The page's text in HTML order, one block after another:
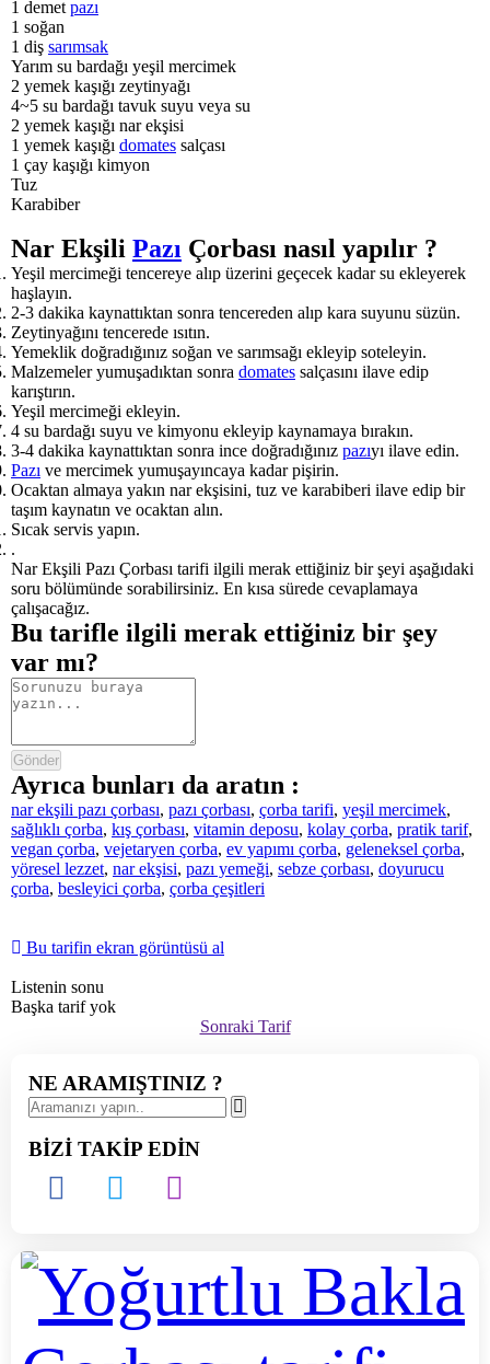
1 demet pazı
1 soğan
1 diş sarımsak
Yarım su bardağı yeşil mercimek
2 yemek kaşığı zeytinyağı
4~5 su bardağı tavuk suyu veya su
2 yemek kaşığı nar ekşisi
1 yemek kaşığı domates salçası
1 çay kaşığı kimyon
Tuz
Karabiber
Nar Ekşili Pazı Çorbası nasıl yapılır ?
Yeşil mercimeği tencereye alıp üzerini geçecek kadar su ekleyerek
haşlayın.
2-3 dakika kaynattıktan sonra tencereden alıp kara suyunu süzün.
Zeytinyağını tencerede ısıtın.
Yemeklik doğradığınız soğan ve sarımsağı ekleyip soteleyin.
Malzemeler yumuşadıktan sonra domates salçasını ilave edip
karıştırın.
Yeşil mercimeği ekleyin.
4 su bardağı suyu ve kimyonu ekleyip kaynamaya bırakın.
3-4 dakika kaynattıktan sonra ince doğradığınız pazıyı ilave edin.
Pazı ve mercimek yumuşayıncaya kadar pişirin.
Ocaktan almaya yakın nar ekşisini, tuz ve karabiberi ilave edip bir
taşım kaynatın ve ocaktan alın.
Sıcak servis yapın.
.
Nar Ekşili Pazı Çorbası tarifi ilgili merak ettiğiniz bir şeyi aşağıdaki
soru bölümünde sorabilirsiniz. En kısa sürede cevaplamaya
çalışacağız.
Bu tarifle ilgili merak ettiğiniz bir şey
var mı?
Gönder
Ayrıca bunları da aratın :
nar ekşili pazı çorbası, pazı çorbası, çorba tarifi, yeşil mercimek,
sağlıklı çorba, kış çorbası, vitamin deposu, kolay çorba, pratik tarif,
vegan çorba, vejetaryen çorba, ev yapımı çorba, geleneksel çorba,
yöresel lezzet, nar ekşisi, pazı yemeği, sebze çorbası, doyurucu
çorba, besleyici çorba, çorba çeşitleri
Bu tarifin ekran görüntüsü al
Listenin sonu
Başka tarif yok
Sonraki Tarif
NE ARAMIŞTINIZ ?
BİZİ TAKİP EDİN